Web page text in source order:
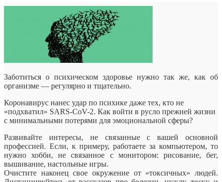
Заботиться о психическом здоровье нужно так же, как об
организме — регулярно и тщательно.
Коронавирус нанес удар по психике даже тех, кто не
«подхватил» SARS-CoV-2. Как войти в русло прежней жизни
с минимальными потерями для эмоциональной сферы?
Развивайте интересы, не связанные с вашей основной
профессией. Если, к примеру, работаете за компьютером, то
нужно хобби, не связанное с монитором: рисование, бег,
вышивание, настольные игры.
Очистите наконец свое окружение от «токсичных» людей.